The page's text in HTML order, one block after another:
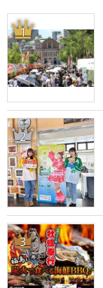
1
2
3